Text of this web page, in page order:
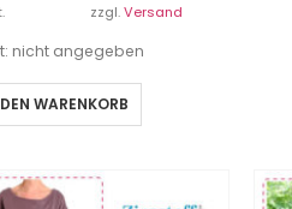
zzgl.Versand
nicht angegeben
WARENKORB